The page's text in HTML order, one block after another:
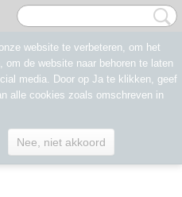
website te verbeteren, om het
de website naar behoren te laten
media. Door op Ja te klikken, geef
alle cookies zoals omschreven in
Nee, niet akkoord